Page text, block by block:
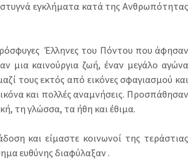
εγκλήματα κατά της Ανθρωπότητας
Έλληνες του Πόντου που άφησαν
μια καινούργια ζωή, έναν μεγάλο αγώνα
τους εκτός από εικόνες σφαγιασμού και
και πολλές αναμνήσεις. Προσπάθησαν
τη γλώσσα, τα ήθη και έθιμα.
και είμαστε κοινωνοί της τεράστιας
ευθύνης διαφύλαξαν .